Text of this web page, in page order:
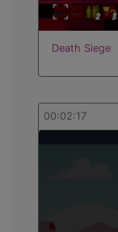
Death Siege
00:02:17